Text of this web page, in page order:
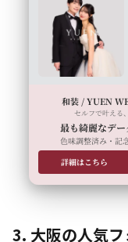
和装 / YUEN
セルフで叶える
最も綺麗なデ
色味調整済み・記
詳細はこちら
3. 大阪の人気